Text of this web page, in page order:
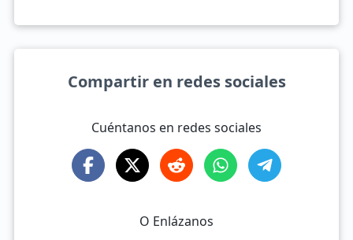
Compartir en redes sociales
Cuéntanos en redes sociales
O Enlázanos